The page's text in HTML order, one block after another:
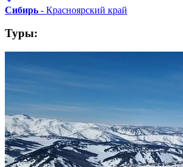
Сибирь - Красноярский край
Туры: